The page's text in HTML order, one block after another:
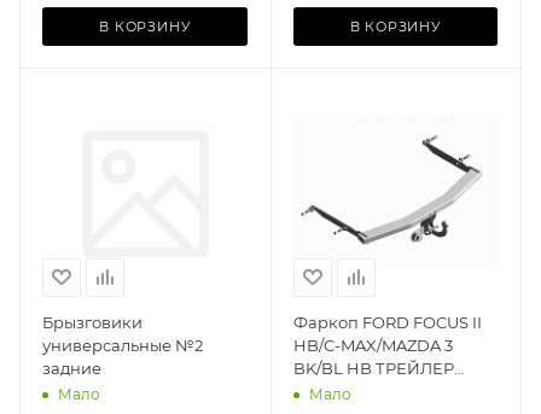
В КОРЗИНУ В КОРЗИНУ
Брызговики
универсальные №2
задние
Мало
Фаркоп FORD FOCUS II
HB/C-MAX/MAZDA 3
BK/BL HB ТРЕЙЛЕР
(1000кг/50кг/без
Мало